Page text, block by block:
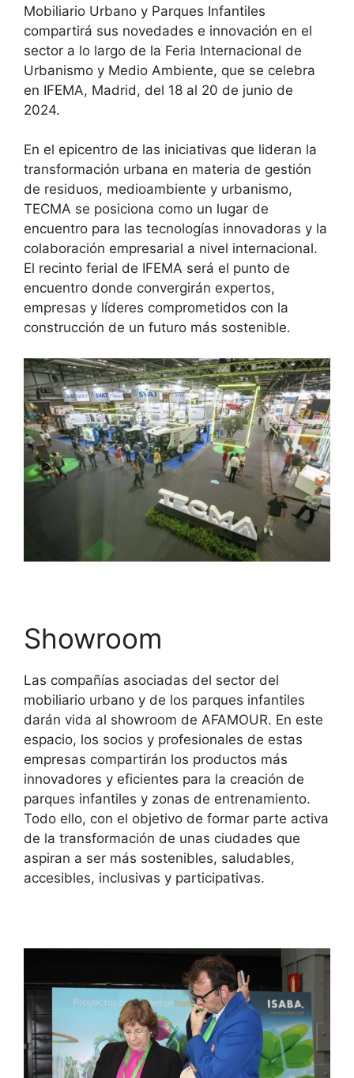
Mobiliario Urbano y Parques Infantiles
compartirá sus novedades e innovación en el
sector a lo largo de la Feria Internacional de
Urbanismo y Medio Ambiente, que se celebra
en IFEMA, Madrid, del 18 al 20 de junio de
2024.
En el epicentro de las iniciativas que lideran la
transformación urbana en materia de gestión
de residuos, medioambiente y urbanismo,
TECMA se posiciona como un lugar de
encuentro para las tecnologías innovadoras y la
colaboración empresarial a nivel internacional.
El recinto ferial de IFEMA será el punto de
encuentro donde convergirán expertos,
empresas y líderes comprometidos con la
construcción de un futuro más sostenible.
Showroom
Las compañías asociadas del sector del
mobiliario urbano y de los parques infantiles
darán vida al showroom de AFAMOUR. En este
espacio, los socios y profesionales de estas
empresas compartirán los productos más
innovadores y eficientes para la creación de
parques infantiles y zonas de entrenamiento.
Todo ello, con el objetivo de formar parte activa
de la transformación de unas ciudades que
aspiran a ser más sostenibles, saludables,
accesibles, inclusivas y participativas.